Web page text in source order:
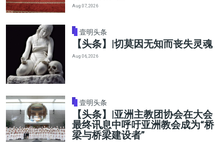
Aug 07, 2026
壹明头条
【头条】|切莫因无知而丧失灵魂
Aug 06, 2026
壹明头条
【头条】|亚洲主教团协会在大会
最终讯息中呼吁亚洲教会成为“桥
梁与桥梁建设者”